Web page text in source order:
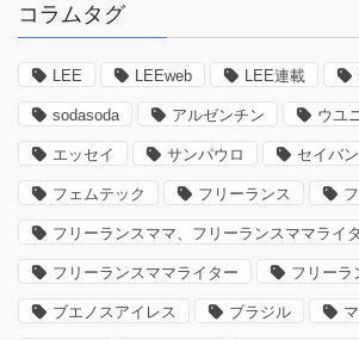
コラムタグ
LEE LEEweb LEE連載
sodasoda アルゼンチン ウユ
エッセイ サンパウロ セイバン
フェムテック フリーランス
フリーランスママ、フリーランスママライ
フリーランスママライター フリーラ
ブエノスアイレス ブラジル